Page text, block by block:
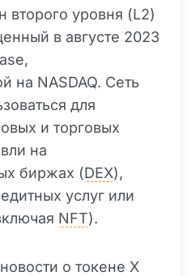
второго уровня (L2)
в августе 2023
на NASDAQ. Сеть
для
и торговых
на
биржах (DEX),
услуг или
NFT).
о токене X